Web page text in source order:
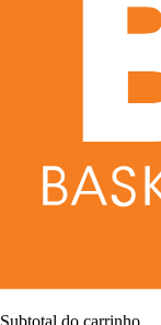
Subtotal do carrinho